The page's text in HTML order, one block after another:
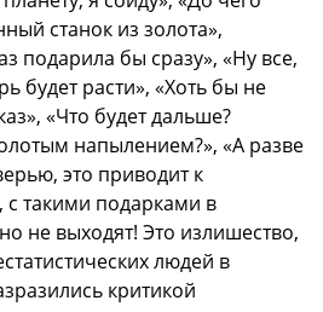
станок из золота»,
подарила бы сразу», «Ну все,
будет расти», «Хоть бы не
«Что будет дальше?
напылением?», «А разве
это приводит к
с такими подарками в
не выходят! Это излишество,
людей в
критикой